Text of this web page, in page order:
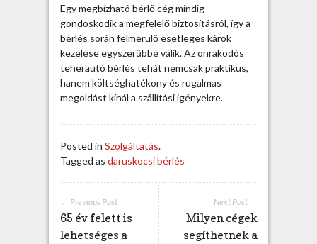
Egy megbízható bérlő cég mindig
gondoskodik a megfelelő biztosításról, így a
bérlés során felmerülő esetleges károk
kezelése egyszerűbbé válik. Az önrakodós
teherautó bérlés tehát nemcsak praktikus,
hanem költséghatékony és rugalmas
megoldást kínál a szállítási igényekre.
Posted in Szolgáltatás.
Tagged as daruskocsi bérlés
Next Post →
Milyen cégek
segíthetnek a
← Previous Post
65 év felett is
lehetséges a